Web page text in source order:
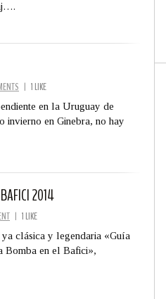
| 1 LIKE
en la Uruguay de
invierno en Ginebra, no hay
2014
| 1 LIKE
clásica y legendaria «Guía
Bomba en el Bafici»,